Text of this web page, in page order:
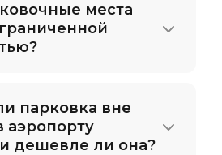
места
парковка вне
аэропорту
дешевле ли она?